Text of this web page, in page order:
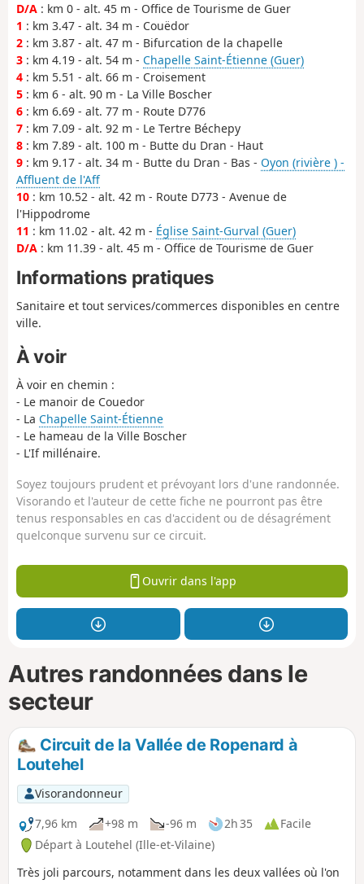
D/A : km 0 - alt. 45 m - Office de Tourisme de Guer
1 : km 3.47 - alt. 34 m - Couëdor
2 : km 3.87 - alt. 47 m - Bifurcation de la chapelle
3 : km 4.19 - alt. 54 m - Chapelle Saint-Étienne (Guer)
4 : km 5.51 - alt. 66 m - Croisement
5 : km 6 - alt. 90 m - La Ville Boscher
6 : km 6.69 - alt. 77 m - Route D776
7 : km 7.09 - alt. 92 m - Le Tertre Béchepy
8 : km 7.89 - alt. 100 m - Butte du Dran - Haut
9 : km 9.17 - alt. 34 m - Butte du Dran - Bas - Oyon (rivière ) -
Affluent de l'Aff
10 : km 10.52 - alt. 42 m - Route D773 - Avenue de
l'Hippodrome
11 : km 11.02 - alt. 42 m - Église Saint-Gurval (Guer)
D/A : km 11.39 - alt. 45 m - Office de Tourisme de Guer
Informations pratiques
Sanitaire et tout services/commerces disponibles en centre
ville.
À voir
À voir en chemin :
- Le manoir de Couedor
- La Chapelle Saint-Étienne
- Le hameau de la Ville Boscher
- L'If millénaire.
Soyez toujours prudent et prévoyant lors d'une randonnée.
Visorando et l'auteur de cette fiche ne pourront pas être
tenus responsables en cas d'accident ou de désagrément
quelconque survenu sur ce circuit.
Ouvrir dans l'app
Autres randonnées dans le
secteur
Circuit de la Vallée de Ropenard à
Loutehel
Visorandonneur
7,96 km
+98 m -96 m 2h 35
Facile
Départ à Loutehel (Ille-et-Vilaine)
Très joli parcours, notamment dans les deux vallées où l'on